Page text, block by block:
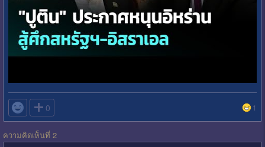
 0 1
ความคิดเห็นที่ 2